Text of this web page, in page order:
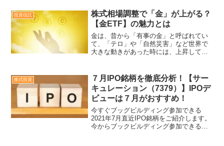
7/27上場予定「サーキュレーション」
7/2...
投資信託
株式相場調整で「金」が上がる？
【金ETF】の魅力とは
金は、昔から「有事の金」と呼ばれてい
て、「テロ」や「自然災害」など世界で
大きな動きがあった時には、上昇してき
「金」に流れると予想し金投資、特に金
ETFに投資する投資家が多くいます。今
回は金の人気の秘密、運用方法について
ご紹介します。
株式投資
７月IPO銘柄を徹底分析！【サー
キュレーション（7379）】IPOデ
ビューは７月がおすすめ！
今すぐブッグビルディング参加できる
2021年7月直近IPO銘柄をご紹介します。
今からブックビルディング参加できる５